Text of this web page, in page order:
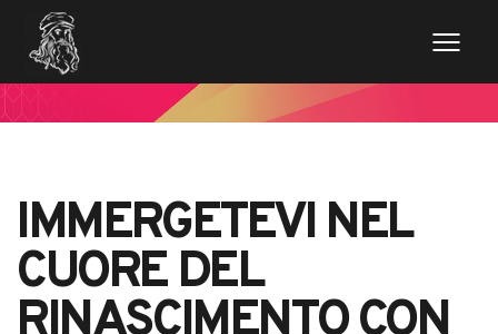
IMMERGETEVI NEL
CUORE DEL